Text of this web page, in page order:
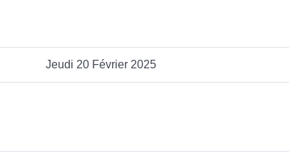
Jeudi 20 Février 2025